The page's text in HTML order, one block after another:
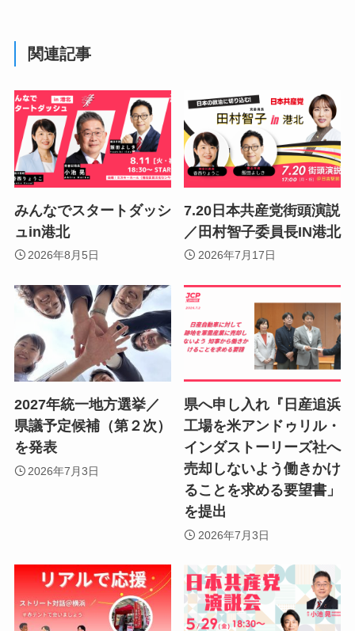
関連記事
みんなでスタートダッシ
ュin港北
2026年8月5日
7.20日本共産党街頭演説
／田村智子委員長IN港北
2026年7月17日
2027年統一地方選挙／
県議予定候補（第２次）
を発表
2026年7月3日
県へ申し入れ『日産追浜
工場を米アンドゥリル・
インダストーリーズ社へ
売却しないよう働きかけ
ることを求める要望書」
を提出
2026年7月3日